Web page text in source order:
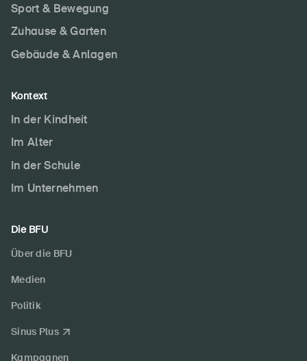
Sport & Bewegung
Zuhause & Garten
Gebäude & Anlagen
Kontext
In der Kindheit
Im Alter
In der Schule
Im Unternehmen
Die BFU
Über die BFU
Medien
Politik
Sinus Plus
Kampagnen